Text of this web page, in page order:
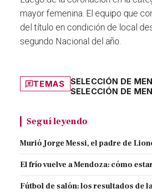
mayor femenina. El equipo que
del título en condición de local
segundo Nacional del año.
TEMAS SELECCIÓN DE
SELECCIÓN DE
Seguí leyendo
Murió Jorge Messi, el padre de
El frío vuelve a Mendoza: cómo
Fútbol de salón: los resultados de